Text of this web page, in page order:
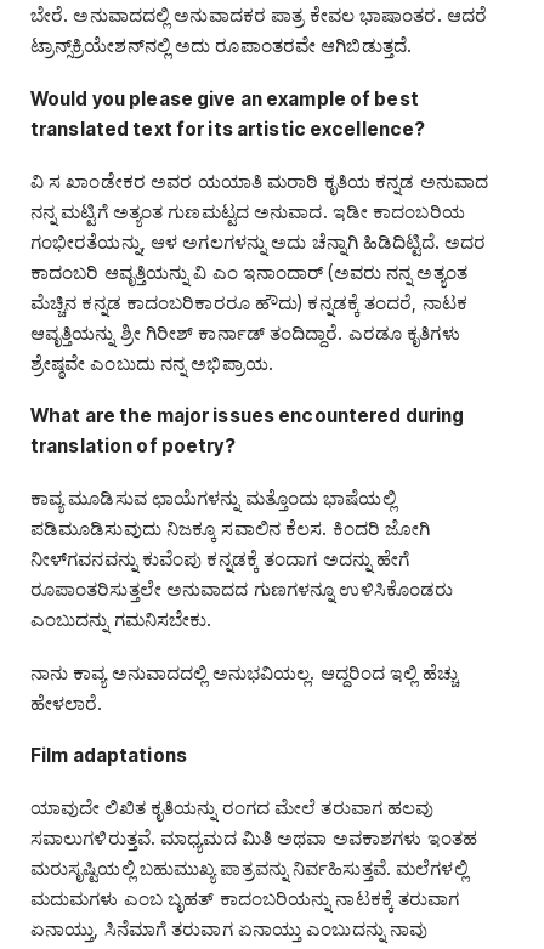
ಬೇರೆ. ಅನುವಾದದಲ್ಲಿ ಅನುವಾದಕರ ಪಾತ್ರ ಕೇವಲ ಭಾಷಾಂತರ. ಆದರೆ
ಟ್ರಾನ್ಸ್‌ಕ್ರಿಯೇಶನ್‌ನಲ್ಲಿ ಅದು ರೂಪಾಂತರವೇ ಆಗಿಬಿಡುತ್ತದೆ.
Would you please give an example of best
translated text for its artistic excellence?
ವಿ ಸ ಖಾಂಡೇಕರ ಅವರ ಯಯಾತಿ ಮರಾಠಿ ಕೃತಿಯ ಕನ್ನಡ ಅನುವಾದ
ನನ್ನ ಮಟ್ಟಿಗೆ ಅತ್ಯಂತ ಗುಣಮಟ್ಟದ ಅನುವಾದ. ಇಡೀ ಕಾದಂಬರಿಯ
ಗಂಭೀರತೆಯನ್ನು, ಆಳ ಅಗಲಗಳನ್ನು ಅದು ಚೆನ್ನಾಗಿ ಹಿಡಿದಿಟ್ಟಿದೆ. ಅದರ
ಕಾದಂಬರಿ ಆವೃತ್ತಿಯನ್ನು ವಿ ಎಂ ಇನಾಂದಾರ್‌ (ಅವರು ನನ್ನ ಅತ್ಯಂತ
ಮೆಚ್ಚಿನ ಕನ್ನಡ ಕಾದಂಬರಿಕಾರರೂ ಹೌದು) ಕನ್ನಡಕ್ಕೆ ತಂದರೆ, ನಾಟಕ
ಆವೃತ್ತಿಯನ್ನು ಶ್ರೀ ಗಿರೀಶ್‌ ಕಾರ್ನಾಡ್‌ ತಂದಿದ್ದಾರೆ. ಎರಡೂ ಕೃತಿಗಳು
ಶ್ರೇಷ್ಠವೇ ಎಂಬುದು ನನ್ನ ಅಭಿಪ್ರಾಯ.
What are the major issues encountered during
translation of poetry?
ಕಾವ್ಯ ಮೂಡಿಸುವ ಛಾಯೆಗಳನ್ನು ಮತ್ತೊಂದು ಭಾಷೆಯಲ್ಲಿ
ಪಡಿಮೂಡಿಸುವುದು ನಿಜಕ್ಕೂ ಸವಾಲಿನ ಕೆಲಸ. ಕಿಂದರಿ ಜೋಗಿ
ನೀಳ್‌ಗವನವನ್ನು ಕುವೆಂಪು ಕನ್ನಡಕ್ಕೆ ತಂದಾಗ ಅದನ್ನು ಹೇಗೆ
ರೂಪಾಂತರಿಸುತ್ತಲೇ ಅನುವಾದದ ಗುಣಗಳನ್ನೂ ಉಳಿಸಿಕೊಂಡರು
ಎಂಬುದನ್ನು ಗಮನಿಸಬೇಕು.
ನಾನು ಕಾವ್ಯ ಅನುವಾದದಲ್ಲಿ ಅನುಭವಿಯಲ್ಲ. ಆದ್ದರಿಂದ ಇಲ್ಲಿ ಹೆಚ್ಚು
ಹೇಳಲಾರೆ.
Film adaptations
ಯಾವುದೇ ಲಿಖಿತ ಕೃತಿಯನ್ನು ರಂಗದ ಮೇಲೆ ತರುವಾಗ ಹಲವು
ಸವಾಲುಗಳಿರುತ್ತವೆ. ಮಾಧ್ಯಮದ ಮಿತಿ ಅಥವಾ ಅವಕಾಶಗಳು ಇಂತಹ
ಮರುಸೃಷ್ಟಿಯಲ್ಲಿ ಬಹುಮುಖ್ಯ ಪಾತ್ರವನ್ನು ನಿರ್ವಹಿಸುತ್ತವೆ. ಮಲೆಗಳಲ್ಲಿ
ಮದುಮಗಳು ಎಂಬ ಬೃಹತ್‌ ಕಾದಂಬರಿಯನ್ನು ನಾಟಕಕ್ಕೆ ತರುವಾಗ
ಏನಾಯ್ತು, ಸಿನೆಮಾಗೆ ತರುವಾಗ ಏನಾಯ್ತು ಎಂಬುದನ್ನು ನಾವು